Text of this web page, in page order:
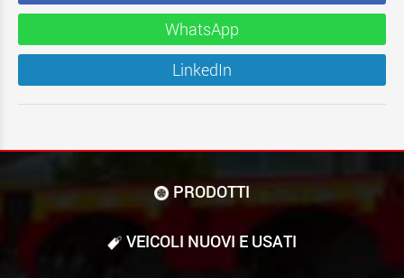
WhatsApp
LinkedIn
PRODOTTI
VEICOLI NUOVI E USATI